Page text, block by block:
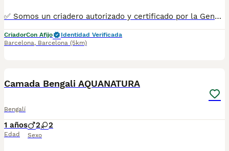
✅ Somos un criadero autorizado y certificado por la Generalitat de Catalunya. ☎️ 933095977 📱 685878504 / 674320847 💻 www.aquanatura.es 🚙 Hacemos envíos 📌 Calle Roger de Flor 45, muy cerca del Arc de Triomf de Barcelona, de Lunes a Sábados, desde las 10h hasta las 20:00h. Se entregan con la mayoría de sus vacunas, desparasitados interna y externamente, con microchip y su registro, cartilla sanitaria y contrato de garantías, bajo la supervisión de nuestro equipo veterinario.
CriadorCon Afijo
Identidad Verificada
Barcelona, Barcelona (5km)
Camada Bengali AQUANATURA
Bengalí
1 años
Edad
2 2
Sexo